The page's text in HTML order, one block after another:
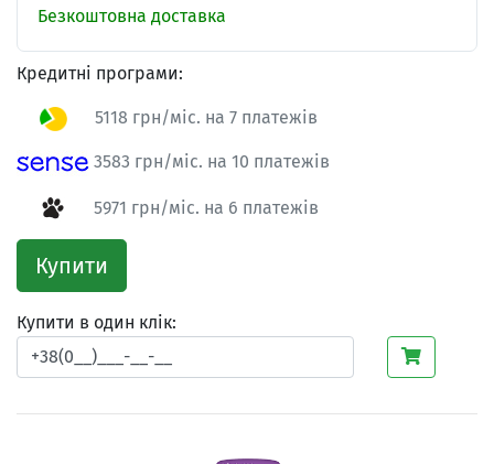
Безкоштовна доставка
Кредитні програми:
5118 грн/міс. на 7 платежів
3583 грн/міс. на 10 платежів
5971 грн/міс. на 6 платежів
Купити
Купити в один клік: